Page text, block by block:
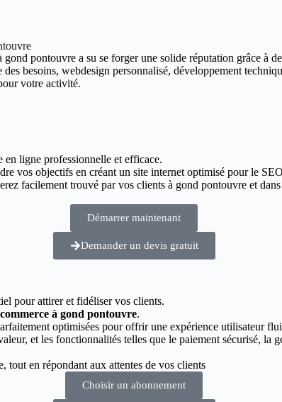
pontouvre a su se forger une solide réputation grâce à
besoins, webdesign personnalisé, développement
votre activité.
en ligne professionnelle et efficace.
vos objectifs en créant un site internet optimisé pour le
facilement trouvé par vos clients à gond pontouvre et
Démarrer maintenant
Demander un devis gratuit
pour attirer et fidéliser vos clients.
à gond pontouvre.
optimisées pour offrir une expérience utilisateur
et les fonctionnalités telles que le paiement sécurisé,
tout en répondant aux attentes de vos clients
Choisir un abonnement